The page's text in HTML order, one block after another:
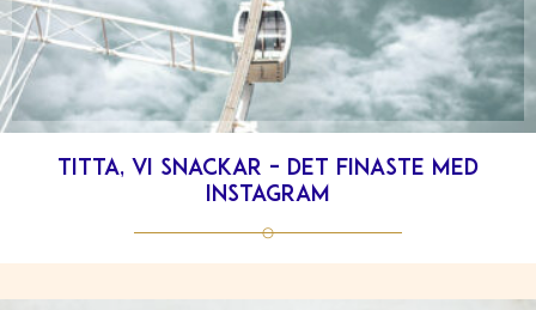
Titta, vi snackar – det finaste med
instagram